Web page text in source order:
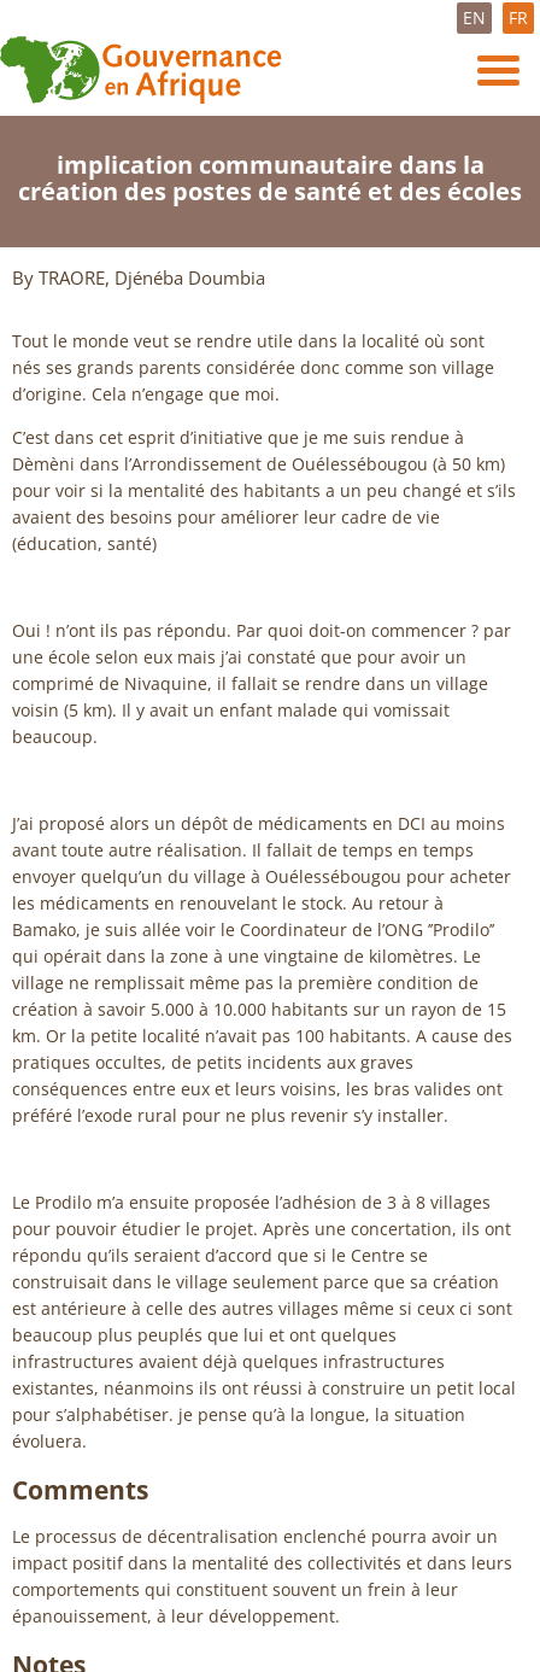
EN FR
implication communautaire dans la
création des postes de santé et des écoles
By TRAORE, Djénéba Doumbia
Tout le monde veut se rendre utile dans la localité où sont
nés ses grands parents considérée donc comme son village
d’origine. Cela n’engage que moi.
C’est dans cet esprit d’initiative que je me suis rendue à
Dèmèni dans l’Arrondissement de Ouélessébougou (à 50 km)
pour voir si la mentalité des habitants a un peu changé et s’ils
avaient des besoins pour améliorer leur cadre de vie
(éducation, santé)
Oui ! n’ont ils pas répondu. Par quoi doit-on commencer ? par
une école selon eux mais j’ai constaté que pour avoir un
comprimé de Nivaquine, il fallait se rendre dans un village
voisin (5 km). Il y avait un enfant malade qui vomissait
beaucoup.
J’ai proposé alors un dépôt de médicaments en DCI au moins
avant toute autre réalisation. Il fallait de temps en temps
envoyer quelqu’un du village à Ouélessébougou pour acheter
les médicaments en renouvelant le stock. Au retour à
Bamako, je suis allée voir le Coordinateur de l’ONG ’’Prodilo’’
qui opérait dans la zone à une vingtaine de kilomètres. Le
village ne remplissait même pas la première condition de
création à savoir 5.000 à 10.000 habitants sur un rayon de 15
km. Or la petite localité n’avait pas 100 habitants. A cause des
pratiques occultes, de petits incidents aux graves
conséquences entre eux et leurs voisins, les bras valides ont
préféré l’exode rural pour ne plus revenir s’y installer.
Le Prodilo m’a ensuite proposée l’adhésion de 3 à 8 villages
pour pouvoir étudier le projet. Après une concertation, ils ont
répondu qu’ils seraient d’accord que si le Centre se
construisait dans le village seulement parce que sa création
est antérieure à celle des autres villages même si ceux ci sont
beaucoup plus peuplés que lui et ont quelques
infrastructures avaient déjà quelques infrastructures
existantes, néanmoins ils ont réussi à construire un petit local
pour s’alphabétiser. je pense qu’à la longue, la situation
évoluera.
Comments
Le processus de décentralisation enclenché pourra avoir un
impact positif dans la mentalité des collectivités et dans leurs
comportements qui constituent souvent un frein à leur
épanouissement, à leur développement.
Notes